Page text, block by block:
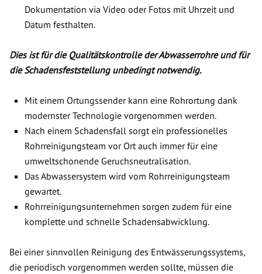
Dokumentation via Video oder Fotos mit Uhrzeit und
Datum festhalten.
Dies ist für die Qualitätskontrolle der Abwasserrohre und für
die Schadensfeststellung unbedingt notwendig.
Mit einem Ortungssender kann eine Rohrortung dank
modernster Technologie vorgenommen werden.
Nach einem Schadensfall sorgt ein professionelles
Rohrreinigungsteam vor Ort auch immer für eine
umweltschonende Geruchsneutralisation.
Das Abwassersystem wird vom Rohrreinigungsteam
gewartet.
Rohrreinigungsunternehmen sorgen zudem für eine
komplette und schnelle Schadensabwicklung.
Bei einer sinnvollen Reinigung des Entwässerungssystems,
die periodisch vorgenommen werden sollte, müssen die